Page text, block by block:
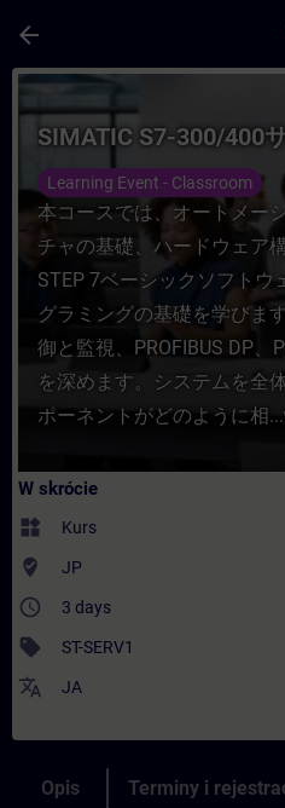
arrow_back
Kurs - SIMATIC S7-
SIMATIC S7-300/400
Learning Event - Classroom
本コースでは、オートメー
チャの基礎、ハードウェア
STEP 7ベーシックソフトウ
グラミングの基礎を学びま
御と監視、PROFIBUS DP、
を深めます。システムを全
ポーネントがどのように相...
W skrócie
widgets Kurs
where_to_vote JP
access_time 3 days
sell ST-SERV1
translate JA
Opis Terminy i